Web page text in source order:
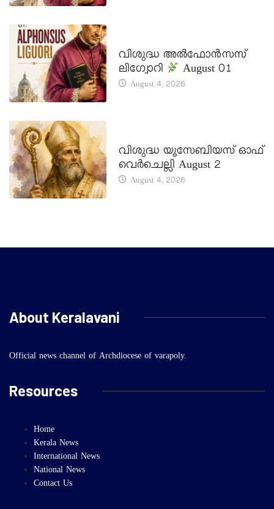
വിശുദ്ധ അൽഫോൻസസ്
ലിഗ്വോറി
August 01
August 4, 2026
വിശുദ്ധ യൂസേബിയസ് ഓഫ്
വെർചെല്ലി August 2
August 4, 2026
About Keralavani
Official news channel of Archdiocese of varapoly.
Resources
Home
Kerala News
International News
National News
Contact Us